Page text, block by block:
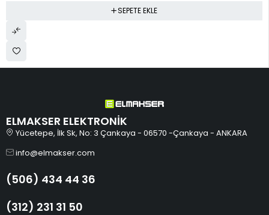
SEPETE EKLE
ELMAKSER ELEKTRONİK
Yücetepe, İlk Sk, No: 3 Çankaya - 06570 -Çankaya - ANKARA
info@elmakser.com
(506) 434 44 36
(312) 231 31 50